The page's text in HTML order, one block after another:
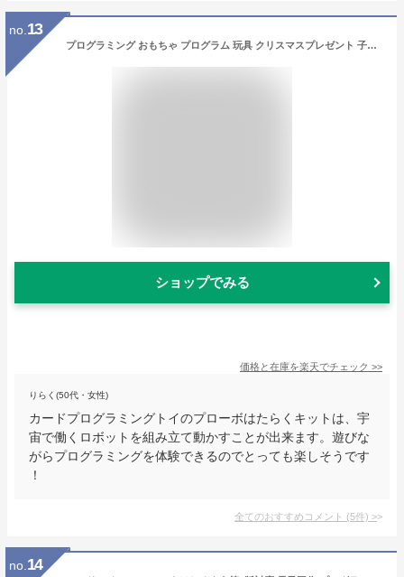
no. 13
プログラミング おもちゃ プログラム 玩具 クリスマスプレゼント 子供 知育玩具 プローボ専用 はたらくキット 子供 誕生日 クリスマス プレゼント ギフト probo 4歳 5歳 6歳 7歳 8歳 9歳 小学生 男の子 女の子 学習 教材 PC スマホ 不要 ロボット ゲーム 遊び 電脳サーキット
ショップでみる
価格と在庫を楽天でチェック >>
りらく(50代・女性)
カードプログラミングトイのプローボはたらくキットは、宇
宙で働くロボットを組み立て動かすことが出来ます。遊びな
がらプログラミングを体験できるのでとっても楽しそうです
！
全てのおすすめコメント (5件) >
no. 14